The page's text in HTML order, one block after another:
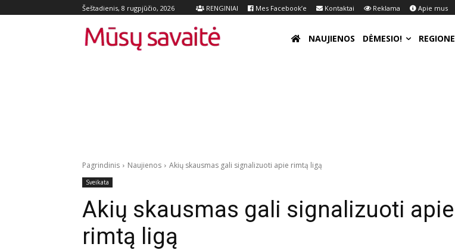
Šeštadienis, 8 rugpjūčio, 2026 RENGINIAI Mes Facebook’e Kontaktai Reklama Apie mus
NAUJIENOS DĖMESIO! REGIONE
Pagrindinis Naujienos Akių skausmas gali signalizuoti apie rimtą ligą
Sveikata
Akių skausmas gali signalizuoti apie
rimtą ligą